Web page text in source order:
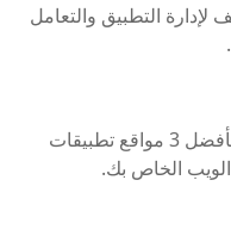
التطبيق والتعامل
الخاص بك.